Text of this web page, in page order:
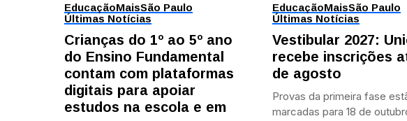
EducaçãoMaisSão Paulo
Últimas Notícias
Crianças do 1º ao 5º ano
do Ensino Fundamental
contam com plataformas
digitais para apoiar
estudos na escola e em
EducaçãoMaisSão Paulo
Últimas Notícias
Vestibular 2027:
recebe inscrições
de agosto
Provas da primeira fase
marcadas para 18 de